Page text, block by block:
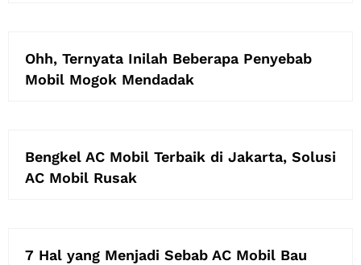
Ohh, Ternyata Inilah Beberapa Penyebab
Mobil Mogok Mendadak
Bengkel AC Mobil Terbaik di Jakarta, Solusi
AC Mobil Rusak
7 Hal yang Menjadi Sebab AC Mobil Bau